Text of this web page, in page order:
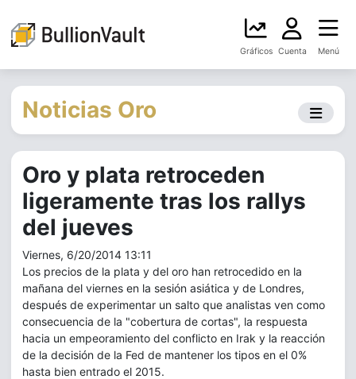
Gráficos Cuenta Menú
Noticias Oro
Oro y plata retroceden
ligeramente tras los rallys
del jueves
Viernes, 6/20/2014 13:11
Los precios de la plata y del oro han retrocedido en la
mañana del viernes en la sesión asiática y de Londres,
después de experimentar un salto que analistas ven como
consecuencia de la "cobertura de cortas", la respuesta
hacia un empeoramiento del conflicto en Irak y la reacción
de la decisión de la Fed de mantener los tipos en el 0%
hasta bien entrado el 2015.